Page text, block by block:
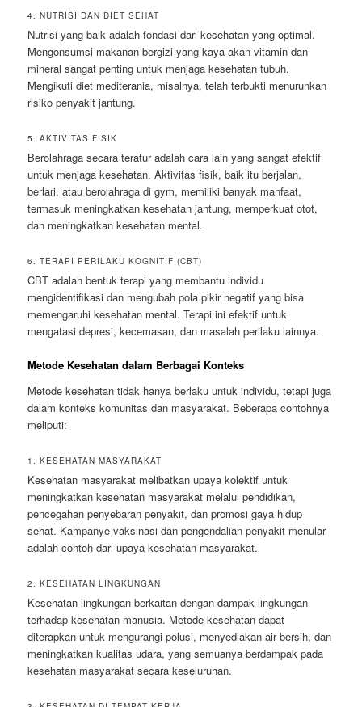
4. NUTRISI DAN DIET SEHAT
Nutrisi yang baik adalah fondasi dari kesehatan yang optimal.
Mengonsumsi makanan bergizi yang kaya akan vitamin dan
mineral sangat penting untuk menjaga kesehatan tubuh.
Mengikuti diet mediterania, misalnya, telah terbukti menurunkan
risiko penyakit jantung.
5. AKTIVITAS FISIK
Berolahraga secara teratur adalah cara lain yang sangat efektif
untuk menjaga kesehatan. Aktivitas fisik, baik itu berjalan,
berlari, atau berolahraga di gym, memiliki banyak manfaat,
termasuk meningkatkan kesehatan jantung, memperkuat otot,
dan meningkatkan kesehatan mental.
6. TERAPI PERILAKU KOGNITIF (CBT)
CBT adalah bentuk terapi yang membantu individu
mengidentifikasi dan mengubah pola pikir negatif yang bisa
memengaruhi kesehatan mental. Terapi ini efektif untuk
mengatasi depresi, kecemasan, dan masalah perilaku lainnya.
Metode Kesehatan dalam Berbagai Konteks
Metode kesehatan tidak hanya berlaku untuk individu, tetapi juga
dalam konteks komunitas dan masyarakat. Beberapa contohnya
meliputi:
1. KESEHATAN MASYARAKAT
Kesehatan masyarakat melibatkan upaya kolektif untuk
meningkatkan kesehatan masyarakat melalui pendidikan,
pencegahan penyebaran penyakit, dan promosi gaya hidup
sehat. Kampanye vaksinasi dan pengendalian penyakit menular
adalah contoh dari upaya kesehatan masyarakat.
2. KESEHATAN LINGKUNGAN
Kesehatan lingkungan berkaitan dengan dampak lingkungan
terhadap kesehatan manusia. Metode kesehatan dapat
diterapkan untuk mengurangi polusi, menyediakan air bersih, dan
meningkatkan kualitas udara, yang semuanya berdampak pada
kesehatan masyarakat secara keseluruhan.